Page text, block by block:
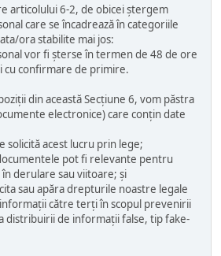
articolului 6-2, de obicei ștergem
care se încadrează în categoriile
ora stabilite mai jos:
vor fi șterse în termen de 48 de ore
cu confirmare de primire.
din această Secțiune 6, vom păstra
electronice) care conțin date
solicită acest lucru prin lege;
pot fi relevante pentru
derulare sau viitoare; și
sau apăra drepturile noastre legale
către terți în scopul prevenirii
distribuirii de informații false, tip fake-